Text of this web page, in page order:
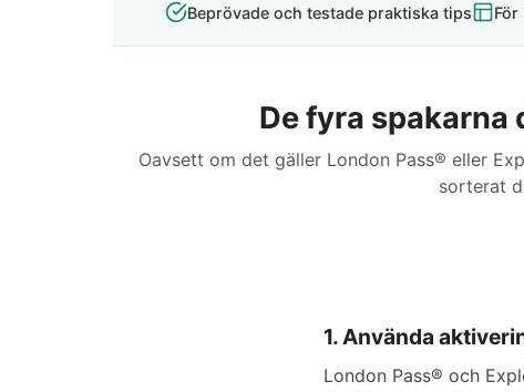
Beprövade och testade praktiska tips För
De fyra spakarna
Oavsett om det gäller London Pass® eller
sorterat
1. Använda
London Pass® och